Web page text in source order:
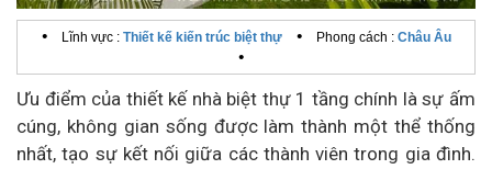
• Lĩnh vực : Thiết kế kiến trúc biệt thự • Phong cách : Châu Âu
•
Ưu điểm của thiết kế nhà biệt thự 1 tầng chính là sự ấm
cúng, không gian sống được làm thành một thể thống
nhất, tạo sự kết nối giữa các thành viên trong gia đình.